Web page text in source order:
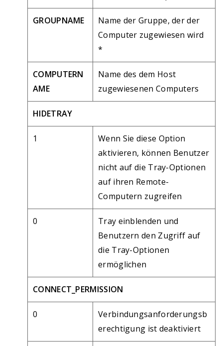
GROUPNAME
Name der Gruppe, der der
Computer zugewiesen wird
*
COMPUTERN
AME
Name des dem Host
zugewiesenen Computers
HIDETRAY
1
Wenn Sie diese Option
aktivieren, können Benutzer
nicht auf die Tray-Optionen
auf ihren Remote-
Computern zugreifen
0
Tray einblenden und
Benutzern den Zugriff auf
die Tray-Optionen
ermöglichen
CONNECT_PERMISSION
0
Verbindungsanforderungsb
erechtigung ist deaktiviert